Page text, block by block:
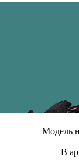
Модель
В